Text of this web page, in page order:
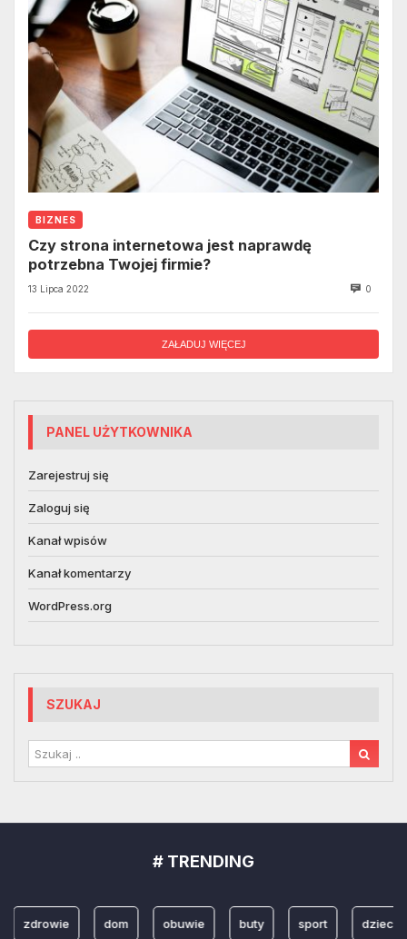
BIZNES
Czy strona internetowa jest naprawdę
potrzebna Twojej firmie?
13 Lipca 2022 0
ZAŁADUJ WIĘCEJ
PANEL UŻYTKOWNIKA
Zarejestruj się
Zaloguj się
Kanał wpisów
Kanał komentarzy
WordPress.org
SZUKAJ
# TRENDING
zdrowie dom obuwie buty sport dzieci